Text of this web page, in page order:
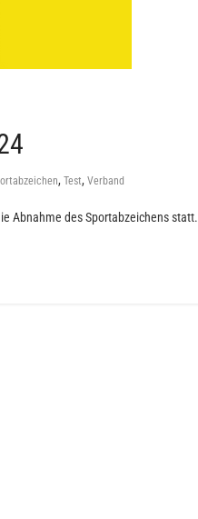
, Test, Verband
Abnahme des Sportabzeichens statt.